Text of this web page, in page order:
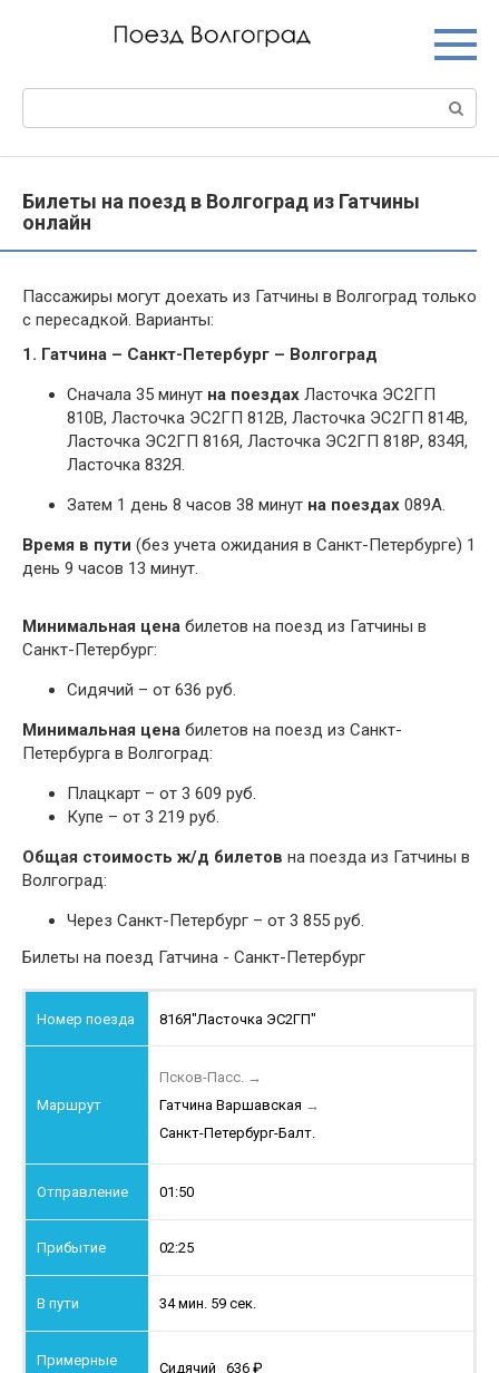
Билеты на поезд в Волгоград из Гатчины
онлайн
Пассажиры могут доехать из Гатчины в Волгоград только
с пересадкой. Варианты:
1. Гатчина – Санкт-Петербург – Волгоград
Сначала 35 минут на поездах Ласточка ЭС2ГП
810В, Ласточка ЭС2ГП 812В, Ласточка ЭС2ГП 814В,
Ласточка ЭС2ГП 816Я, Ласточка ЭС2ГП 818Р, 834Я,
Ласточка 832Я.
Затем 1 день 8 часов 38 минут на поездах 089А.
Время в пути (без учета ожидания в Санкт-Петербурге) 1
день 9 часов 13 минут.
Минимальная цена билетов на поезд из Гатчины в
Санкт-Петербург:
Сидячий – от 636 руб.
Минимальная цена билетов на поезд из Санкт-
Петербурга в Волгоград:
Плацкарт – от 3 609 руб.
Купе – от 3 219 руб.
Общая стоимость ж/д билетов на поезда из Гатчины в
Волгоград:
Через Санкт-Петербург – от 3 855 руб.
Билеты на поезд Гатчина - Санкт-Петербург
816Я"Ласточка ЭС2ГП"
Псков-Пасс. →
Гатчина Варшавская →
Санкт-Петербург-Балт.
01:50
02:25
34 мин. 59 сек.
Сидячий 636